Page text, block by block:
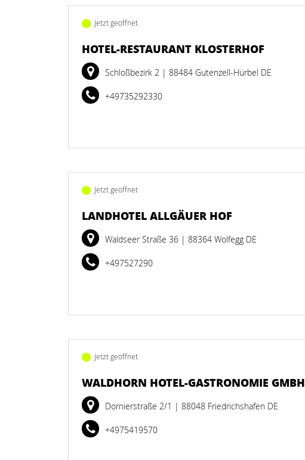
Jetzt geöffnet
HOTEL-RESTAURANT KLOSTERHOF
Schloßbezirk 2 | 88484 Gutenzell-Hürbel DE
+49735292330
Jetzt geöffnet
LANDHOTEL ALLGÄUER HOF
Waldseer Straße 36 | 88364 Wolfegg DE
+497527290
Jetzt geöffnet
WALDHORN HOTEL-GASTRONOMIE GMBH
Dornierstraße 2/1 | 88048 Friedrichshafen DE
+4975419570